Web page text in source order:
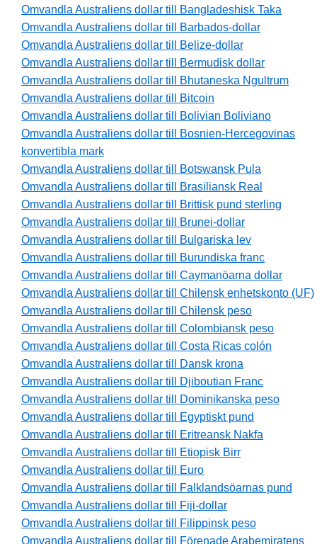
Omvandla Australiens dollar till Bangladeshisk Taka
Omvandla Australiens dollar till Barbados-dollar
Omvandla Australiens dollar till Belize-dollar
Omvandla Australiens dollar till Bermudisk dollar
Omvandla Australiens dollar till Bhutaneska Ngultrum
Omvandla Australiens dollar till Bitcoin
Omvandla Australiens dollar till Bolivian Boliviano
Omvandla Australiens dollar till Bosnien-Hercegovinas
konvertibla mark
Omvandla Australiens dollar till Botswansk Pula
Omvandla Australiens dollar till Brasiliansk Real
Omvandla Australiens dollar till Brittisk pund sterling
Omvandla Australiens dollar till Brunei-dollar
Omvandla Australiens dollar till Bulgariska lev
Omvandla Australiens dollar till Burundiska franc
Omvandla Australiens dollar till Caymanöarna dollar
Omvandla Australiens dollar till Chilensk enhetskonto (UF)
Omvandla Australiens dollar till Chilensk peso
Omvandla Australiens dollar till Colombiansk peso
Omvandla Australiens dollar till Costa Ricas colón
Omvandla Australiens dollar till Dansk krona
Omvandla Australiens dollar till Djiboutian Franc
Omvandla Australiens dollar till Dominikanska peso
Omvandla Australiens dollar till Egyptiskt pund
Omvandla Australiens dollar till Eritreansk Nakfa
Omvandla Australiens dollar till Etiopisk Birr
Omvandla Australiens dollar till Euro
Omvandla Australiens dollar till Falklandsöarnas pund
Omvandla Australiens dollar till Fiji-dollar
Omvandla Australiens dollar till Filippinsk peso
Omvandla Australiens dollar till Förenade Arabemiratens